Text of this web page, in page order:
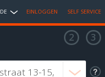
DE EINLOGGEN SELF SERVICE